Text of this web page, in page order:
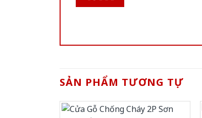
SẢN PHẨM TƯƠNG TỰ